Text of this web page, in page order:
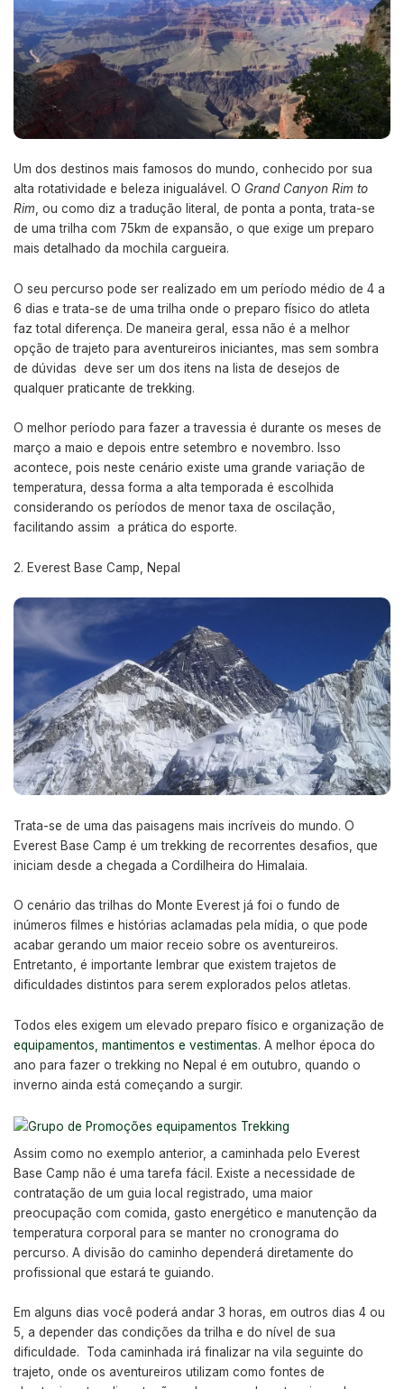
Um dos destinos mais famosos do mundo, conhecido por sua
alta rotatividade e beleza inigualável. O Grand Canyon Rim to
Rim, ou como diz a tradução literal, de ponta a ponta, trata-se
de uma trilha com 75km de expansão, o que exige um preparo
mais detalhado da mochila cargueira.
O seu percurso pode ser realizado em um período médio de 4 a
6 dias e trata-se de uma trilha onde o preparo físico do atleta
faz total diferença. De maneira geral, essa não é a melhor
opção de trajeto para aventureiros iniciantes, mas sem sombra
de dúvidas deve ser um dos itens na lista de desejos de
qualquer praticante de trekking.
O melhor período para fazer a travessia é durante os meses de
março a maio e depois entre setembro e novembro. Isso
acontece, pois neste cenário existe uma grande variação de
temperatura, dessa forma a alta temporada é escolhida
considerando os períodos de menor taxa de oscilação,
facilitando assim a prática do esporte.
Everest Base Camp, Nepal
Trata-se de uma das paisagens mais incríveis do mundo. O
Everest Base Camp é um trekking de recorrentes desafios, que
iniciam desde a chegada a Cordilheira do Himalaia.
O cenário das trilhas do Monte Everest já foi o fundo de
inúmeros filmes e histórias aclamadas pela mídia, o que pode
acabar gerando um maior receio sobre os aventureiros.
Entretanto, é importante lembrar que existem trajetos de
dificuldades distintos para serem explorados pelos atletas.
Todos eles exigem um elevado preparo físico e organização de
equipamentos, mantimentos e vestimentas. A melhor época do
ano para fazer o trekking no Nepal é em outubro, quando o
inverno ainda está começando a surgir.
Assim como no exemplo anterior, a caminhada pelo Everest
Base Camp não é uma tarefa fácil. Existe a necessidade de
contratação de um guia local registrado, uma maior
preocupação com comida, gasto energético e manutenção da
temperatura corporal para se manter no cronograma do
percurso. A divisão do caminho dependerá diretamente do
profissional que estará te guiando.
Em alguns dias você poderá andar 3 horas, em outros dias 4 ou
5, a depender das condições da trilha e do nível de sua
dificuldade. Toda caminhada irá finalizar na vila seguinte do
trajeto, onde os aventureiros utilizam como fontes de